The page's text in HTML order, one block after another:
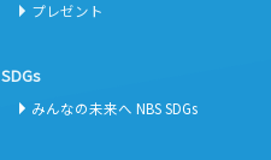
プレゼント
SDGs
みんなの未来へ NBS SDGs